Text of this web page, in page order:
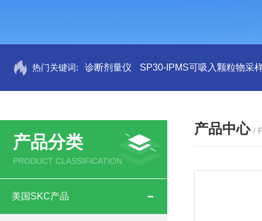
热门关键词: 诊断剂量仪 SP30-IPMS可吸入颗粒物采
产品分类
PRODUCT CLASSIFICATION
美国SKC产品
产品中心 /